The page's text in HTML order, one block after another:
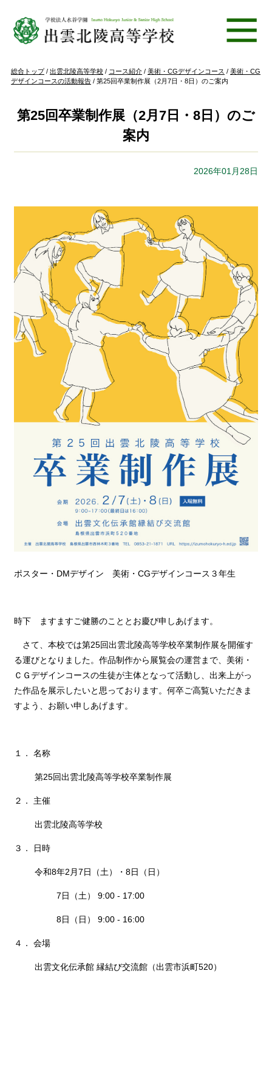
現
在
置：
総合トップ/ 出雲北陵高等学校 / コース紹介 / 美術・CGデザインコース / 美術・CG
デザインコースの活動報告 / 第25回卒業制作展（2月7日・8日）のご案内
第25回卒業制作展（2月7日・8日）のご
案内
2026年01月28日
ポスター・DMデザイン 美術・CGデザインコース３年生
時下 ますますご健勝のこととお慶び申しあげます。
さて、本校では第25回出雲北陵高等学校卒業制作展を開催す
る運びとなりました。作品制作から展覧会の運営まで、美術・
ＣＧデザインコースの生徒が主体となって活動し、出来上がっ
た作品を展示したいと思っております。何卒ご高覧いただきま
すよう、お願い申しあげます。
１． 名称
第25回出雲北陵高等学校卒業制作展
２． 主催
出雲北陵高等学校
３． 日時
令和8年2月7日（土）・8日（日）
7日（土） 9:00 - 17:00
8日（日） 9:00 - 16:00
４． 会場
出雲文化伝承館 縁結び交流館（出雲市浜町520）